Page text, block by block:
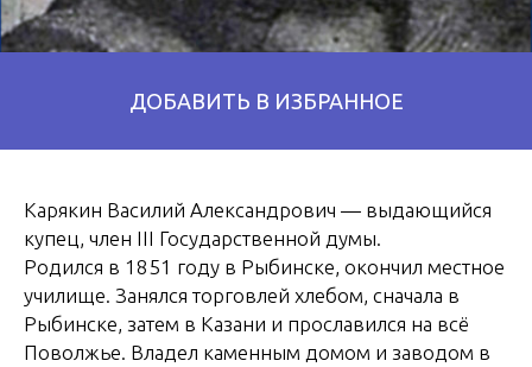
Карякин Василий Александрович — выдающийся
купец, член III Государственной думы.
Родился в 1851 году в Рыбинске, окончил местное
училище. Занялся торговлей хлебом, сначала в
Рыбинске, затем в Казани и прославился на всё
Поволжье. Владел каменным домом и заводом в